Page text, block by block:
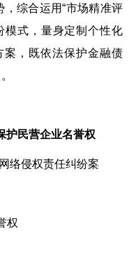
综合运用“市场精准评
模式，量身定制个性化
案，既依法保护金融债
护民营企业名誉权
络侵权责任纠纷案
权